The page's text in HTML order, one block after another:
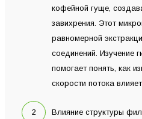
кофейной гуще,
завихрения. Этот
равномерной
соединений. Изучение
помогает понять, как
скорости потока
Влияние структуры